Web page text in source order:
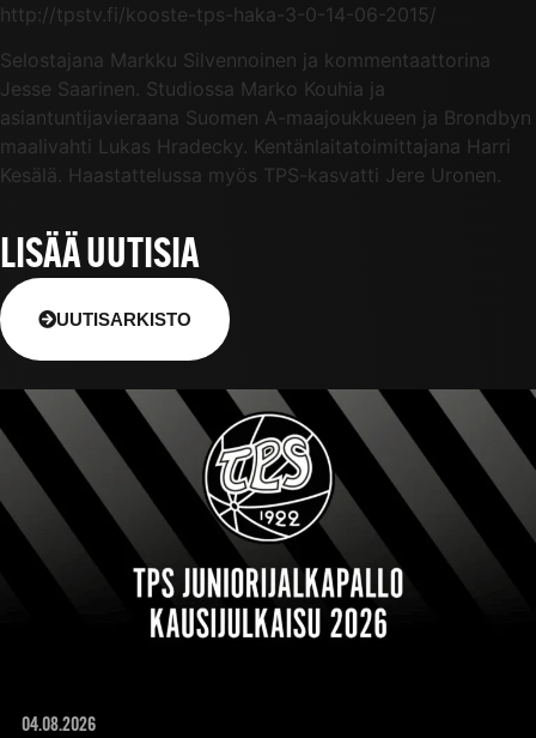
http://tpstv.fi/kooste-tps-haka-3-0-14-06-2015/
Selostajana Markku Silvennoinen ja kommentaattorina
Jesse Saarinen. Studiossa Marko Kouhia ja
asiantuntijavieraana Suomen A-maajoukkueen ja Brondbyn
maalivahti Lukas Hradecky. Kentänlaitatoimittajana Harri
Kesälä. Haastattelussa myös TPS-kasvatti Jere Uronen.
LISÄÄ UUTISIA
UUTISARKISTO
04.08.2026